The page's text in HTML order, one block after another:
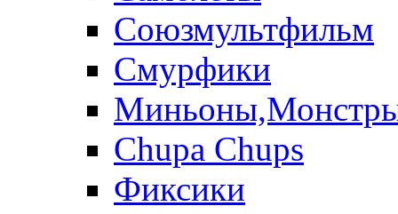
Союзмультфильм
Смурфики
Chupa Chups
Фиксики